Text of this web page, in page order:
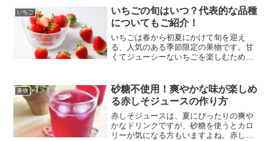
に美味しいですが、砂糖を控えたい方も
いらっしゃると思います。...
いちご
いちごの旬はいつ？代表的な品種
についてもご紹介！
いちごは春から初夏にかけて旬を迎え
る、人気のある季節限定の果物です。甘
くてジューシーないちごを楽しむために
的な品種についてご紹介します。いちご
の旬はいつ？いちごの旬は主...
果物
砂糖不使用！爽やかな味が楽しめ
る赤しそジュースの作り方
赤しそジュースは、夏にぴったりの爽や
かなドリンクですが、砂糖を使うとカロ
リーが気になる方もいますよね。赤しそ